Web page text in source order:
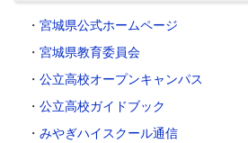
・ 宮城県公式ホームページ
・ 宮城県教育委員会
・ 公立高校オープンキャンパス
・ 公立高校ガイドブック
・ みやぎハイスクール通信